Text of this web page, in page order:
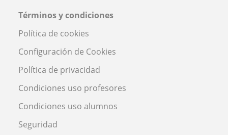
Términos y condiciones
Política de cookies
Configuración de Cookies
Política de privacidad
Condiciones uso profesores
Condiciones uso alumnos
Seguridad